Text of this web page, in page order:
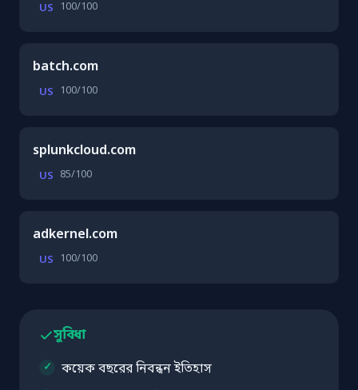
US 100/100
batch.com
US 100/100
splunkcloud.com
US 85/100
adkernel.com
US 100/100
সুবিধা
কয়েক বছরের নিবন্ধন ইতিহাস